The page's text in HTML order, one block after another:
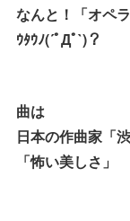
なんと！「オペ
ｳﾀｳﾉ(´ﾟДﾟ`)？
曲は
日本の作曲家「
「怖い美しさ」